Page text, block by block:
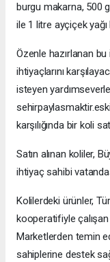
burgu makarna, 500
ile 1 litre ayçiçek yağı
Özenle hazırlanan
ihtiyaçlarını
isteyen
karşılığında bir koli
Satın alınan koliler,
ihtiyaç sahibi
Kolilerdeki ürünler,
kooperatifiyle
Marketlerden temin
sahiplerine destek